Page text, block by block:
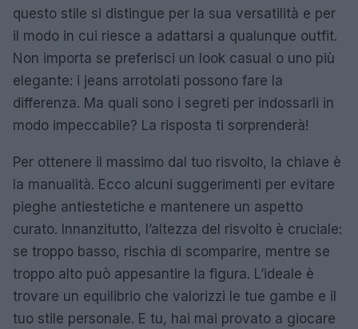
questo stile si distingue per la sua versatilità e per
il modo in cui riesce a adattarsi a qualunque outfit.
Non importa se preferisci un look casual o uno più
elegante: i jeans arrotolati possono fare la
differenza. Ma quali sono i segreti per indossarli in
modo impeccabile? La risposta ti sorprenderà!
Per ottenere il massimo dal tuo risvolto, la chiave è
la manualità. Ecco alcuni suggerimenti per evitare
pieghe antiestetiche e mantenere un aspetto
curato. Innanzitutto, l’altezza del risvolto è cruciale:
se troppo basso, rischia di scomparire, mentre se
troppo alto può appesantire la figura. L’ideale è
trovare un equilibrio che valorizzi le tue gambe e il
tuo stile personale. E tu, hai mai provato a giocare